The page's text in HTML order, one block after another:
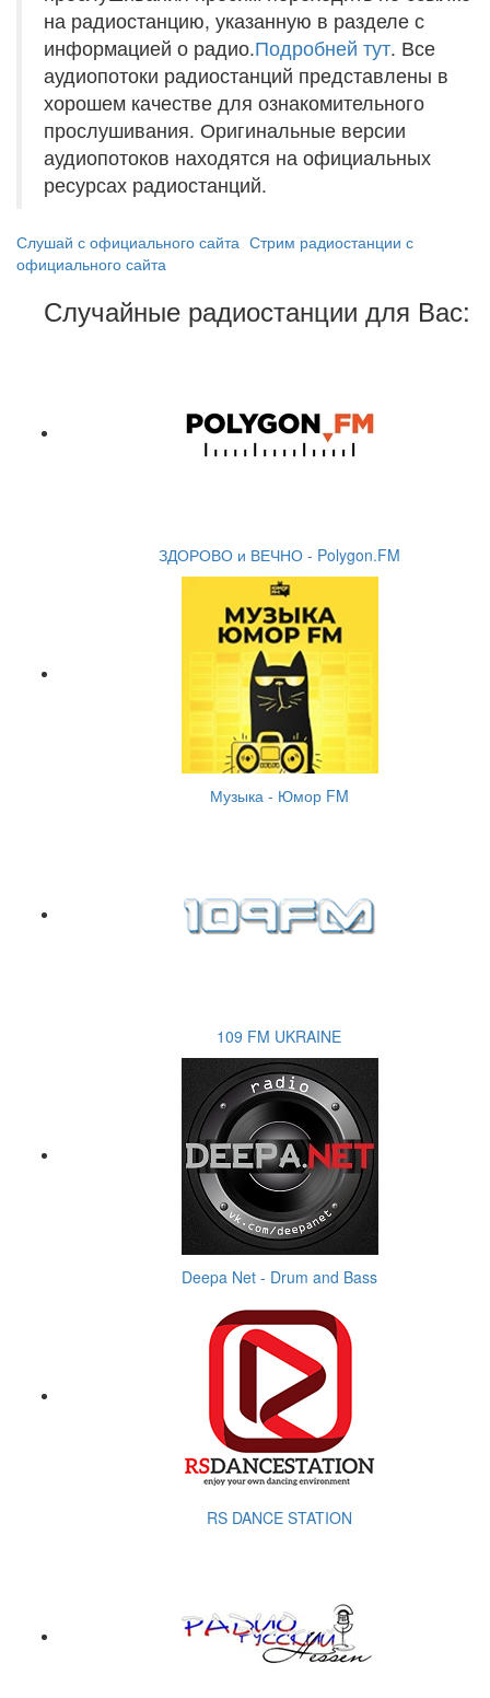
на радиостанцию, указанную в разделе с
информацией о радио.Подробней тут. Все
аудиопотоки радиостанций представлены в
хорошем качестве для ознакомительного
прослушивания. Оригинальные версии
аудиопотоков находятся на официальных
ресурсах радиостанций.
Слушай с официального сайта Стрим радиостанции с
официального сайта
Случайные радиостанции для Вас:
ЗДОРОВО и ВЕЧНО - Polygon.FM
Музыка - Юмор FM
109 FM UKRAINE
Deepa Net - Drum and Bass
RS DANCE STATION